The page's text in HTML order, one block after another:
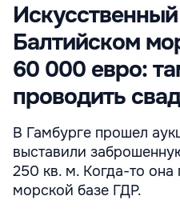
Балтийском
60 000 евро:
проводить
В Гамбурге прошел
выставили
250 кв. м. Когда-то
морской базе ГДР.